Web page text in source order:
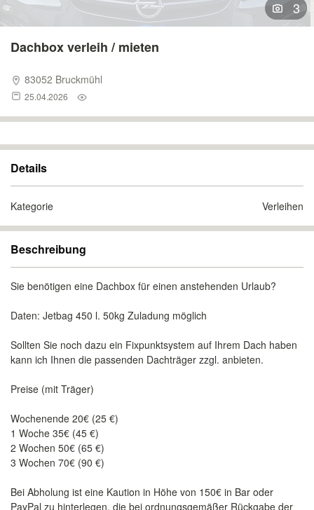
3
Dachbox verleih / mieten
83052 Bruckmühl
25.04.2026
Details
Kategorie Verleihen
Beschreibung
Sie benötigen eine Dachbox für einen anstehenden Urlaub?
Daten: Jetbag 450 l. 50kg Zuladung möglich
Sollten Sie noch dazu ein Fixpunktsystem auf Ihrem Dach haben
kann ich Ihnen die passenden Dachträger zzgl. anbieten.
Preise (mit Träger)
Wochenende 20€ (25 €)
1 Woche 35€ (45 €)
2 Wochen 50€ (65 €)
3 Wochen 70€ (90 €)
Bei Abholung ist eine Kaution in Höhe von 150€ in Bar oder
PayPal zu hinterlegen, die bei ordnungsgemäßer Rückgabe der